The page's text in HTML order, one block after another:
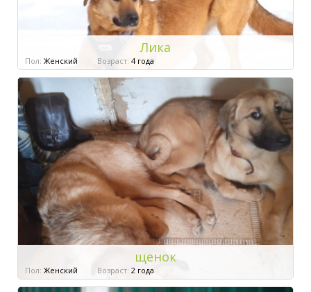
Лика
Пол: Женский Возраст: 4 года
щенок
Пол: Женский Возраст: 2 года